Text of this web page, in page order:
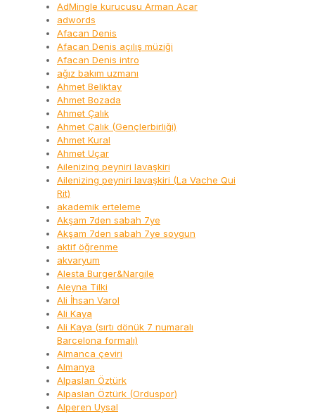
AdMingle kurucusu Arman Acar
adwords
Afacan Denis
Afacan Denis açılış müziği
Afacan Denis intro
ağız bakım uzmanı
Ahmet Beliktay
Ahmet Bozada
Ahmet Çalık
Ahmet Çalık (Gençlerbirliği)
Ahmet Kural
Ahmet Uçar
Ailenizing peyniri lavaşkiri
Ailenizing peyniri lavaşkiri (La Vache Qui
Rit)
akademik erteleme
Akşam 7den sabah 7ye
Akşam 7den sabah 7ye soygun
aktif öğrenme
akvaryum
Alesta Burger&Nargile
Aleyna Tilki
Ali İhsan Varol
Ali Kaya
Ali Kaya (sırtı dönük 7 numaralı
Barcelona formalı)
Almanca çeviri
Almanya
Alpaslan Öztürk
Alpaslan Öztürk (Orduspor)
Alperen Uysal